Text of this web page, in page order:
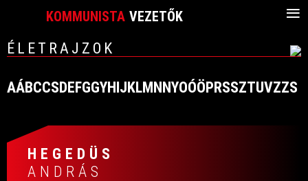
KOMMUNISTA VEZETŐK ≡
ÉLETRAJZOK
AÁBCCSDEFGGYHIJKLMNNYOÓÖPRSSZTUVZZS
HEGEDÜS
ANDRÁS